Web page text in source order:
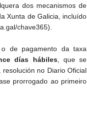
dos mecanismos de
Xunta de Galicia, incluído
chave365).
de pagamento da taxa
días hábiles, que se
no Diario Oficial
prorrogado ao primeiro